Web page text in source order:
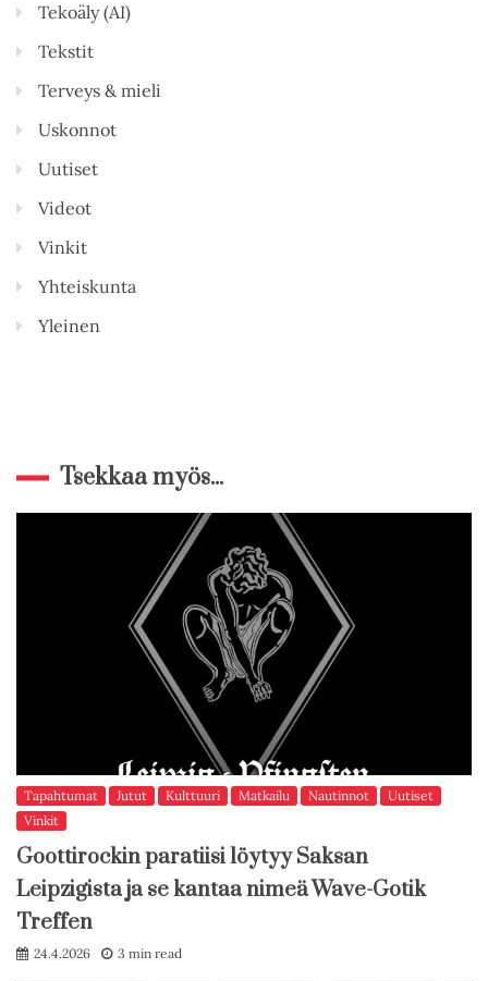
Tekoäly (AI)
Tekstit
Terveys & mieli
Uskonnot
Uutiset
Videot
Vinkit
Yhteiskunta
Yleinen
Tsekkaa myös...
Tapahtumat Jutut Kulttuuri Matkailu Nautinnot
Uutiset
Vinkit
Goottirockin paratiisi löytyy Saksan
Leipzigista ja se kantaa nimeä Wave-Gotik
Treffen
24.4.2026 3 min read